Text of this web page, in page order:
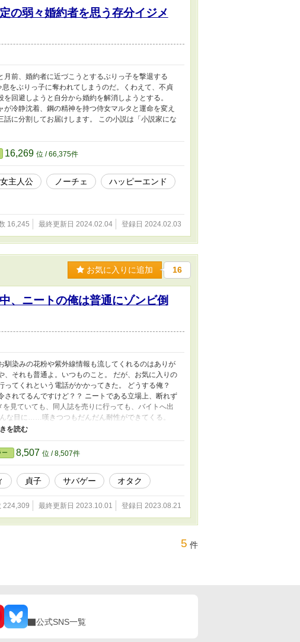
の弱々婚約者を思う存分イジメ
前、婚約者に近づこうとするぶりっ子を撃退する
をぶりっ子に奪われてしまうのだ。くわえて、不貞
回避しようと自分から婚約を解消しようとする。
冷静沈着、鋼の精神を持つ侍女マルタと運命を変え
に分割してお届けします。 この小説は「小説家にな
16,269 位 / 66,375件
女主人公 ノーチェ
ハッピーエンド
16,245 最終更新日 2024.02.04 登録日 2024.02.03
お気に入りに追加 16
、ニートの俺は普通にゾンビ倒
染みの花粉や紫外線情報も流してくれるのはありが
それも普通よ。いつものこと。 だが、お気に入りの
ってくれという電話がかかってきた。 どうする俺？
れてるんですけど？？ ニートである立場上、断れず
見ていても、同人誌を売りに行っても、バイトへ出
な目に……嘆きつつもだんだん耐性ができてくる。
んだり、ゾンビ災害ボランティアにまで参加する始
倒すためエアガンを改造する。 ゾンビのいることが
日常的ゾンビアクション。ノベルアッププラス、ツ
ヤシコさんからいただきました、 ©2020黄札
ー 8,507 位 / 8,507件
貞子 サバゲー オタク
224,309 最終更新日 2023.10.01 登録日 2023.08.21
5 件
公式SNS一覧